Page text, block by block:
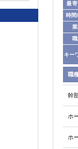
最
時間
キー
職
幹
ホ
ホ